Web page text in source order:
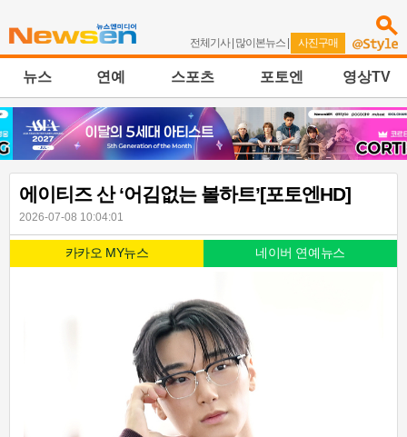
전체기사| 많이본뉴스 | 사진구매
뉴스 연예 스포츠 포토엔 영상TV
에이티즈 산 ‘어김없는 볼하트’[포토엔HD]
2026-07-08 10:04:01
카카오 MY뉴스 네이버 연예뉴스